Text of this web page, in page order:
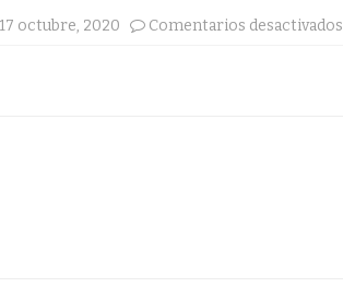
17 octubre, 2020 Comentarios desactivados